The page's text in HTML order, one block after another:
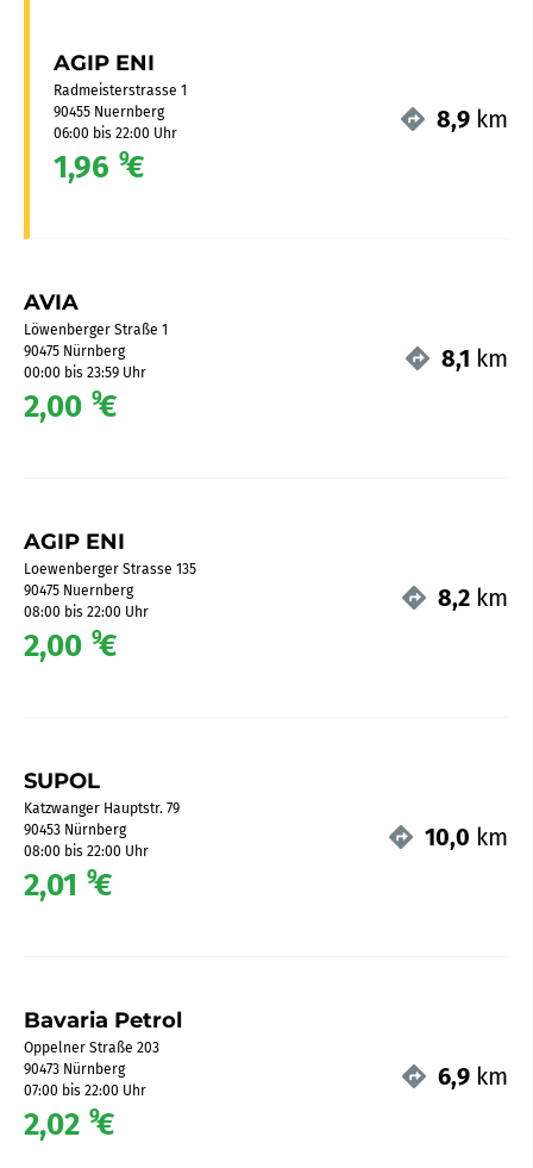
AGIP ENI
Radmeisterstrasse 1
90455 Nuernberg
06:00 bis 22:00 Uhr
1,96 9€
8,9 km
AVIA
Löwenberger Straße 1
90475 Nürnberg
00:00 bis 23:59 Uhr
2,00 9€
8,1 km
AGIP ENI
Loewenberger Strasse 135
90475 Nuernberg
08:00 bis 22:00 Uhr
2,00 9€
8,2 km
SUPOL
Katzwanger Hauptstr. 79
90453 Nürnberg
08:00 bis 22:00 Uhr
2,01 9€
10,0 km
Bavaria Petrol
Oppelner Straße 203
90473 Nürnberg
07:00 bis 22:00 Uhr
2,02 9€
6,9 km